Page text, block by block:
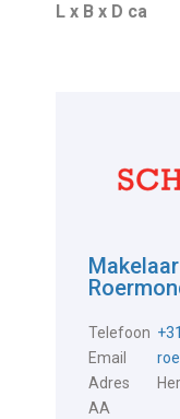
L x B x D ca
Telefoon
Email
Adres
AA